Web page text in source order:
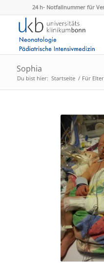
24 h- Notfallnummer für
Sophia
Du bist hier: Startseite / Für